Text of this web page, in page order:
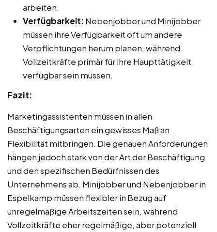
arbeiten.
Verfügbarkeit: Nebenjobber und Minijobber
müssen ihre Verfügbarkeit oft um andere
Verpflichtungen herum planen, während
Vollzeitkräfte primär für ihre Haupttätigkeit
verfügbar sein müssen.
Fazit:
Marketingassistenten müssen in allen
Beschäftigungsarten ein gewisses Maß an
Flexibilität mitbringen. Die genauen Anforderungen
hängen jedoch stark von der Art der Beschäftigung
und den spezifischen Bedürfnissen des
Unternehmens ab. Minijobber und Nebenjobber in
Espelkamp müssen flexibler in Bezug auf
unregelmäßige Arbeitszeiten sein, während
Vollzeitkräfte eher regelmäßige, aber potenziell